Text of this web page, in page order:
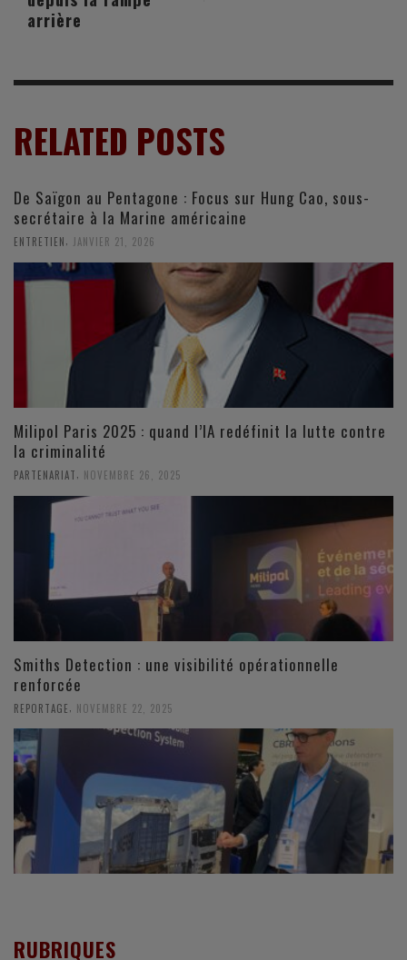
arrière
RELATED POSTS
De Saïgon au Pentagone : Focus sur Hung Cao, sous-
secrétaire à la Marine américaine
ENTRETIEN JANVIER 21, 2026
Milipol Paris 2025 : quand l’IA redéfinit la lutte contre
la criminalité
PARTENARIAT NOVEMBRE 26, 2025
Smiths Detection : une visibilité opérationnelle
renforcée
REPORTAGE NOVEMBRE 22, 2025
RUBRIQUES